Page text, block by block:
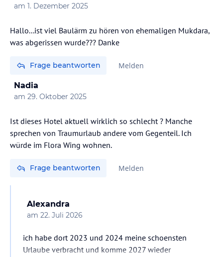
am 1. Dezember 2025
Hallo...ist viel Baulärm zu hören von ehemaligen Mukdara,
was abgerissen wurde??? Danke
Frage beantworten Melden
Nadia
am 29. Oktober 2025
Ist dieses Hotel aktuell wirklich so schlecht ? Manche
sprechen von Traumurlaub andere vom Gegenteil. Ich
würde im Flora Wing wohnen.
Frage beantworten Melden
Alexandra
am 22. Juli 2026
ich habe dort 2023 und 2024 meine schoensten
Urlaube verbracht und komme 2027 wieder